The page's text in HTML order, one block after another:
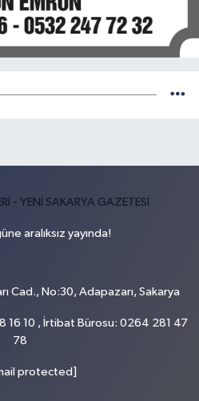
aralıksız yayında!
Cad., No:30, Adapazarı, Sakarya
16 10 , İrtibat Bürosu: 0264 281 47
78
protected]